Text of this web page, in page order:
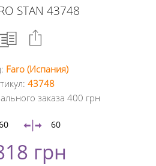
STAN 43748
Facebook
+
Twitter
Faro (Испания)
43748
заказа 400 грн
60
грн